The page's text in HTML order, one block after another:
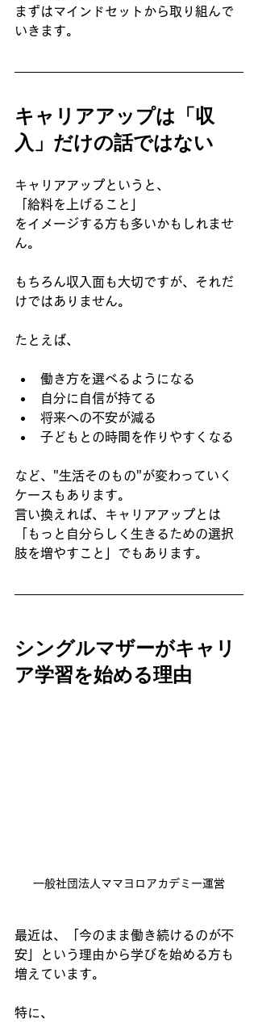
まずはマインドセットから取り組んで
いきます。
キャリアアップは「収
入」だけの話ではない
キャリアアップというと、
「給料を上げること」
をイメージする方も多いかもしれませ
ん。
もちろん収入面も大切ですが、それだ
けではありません。
たとえば、
働き方を選べるようになる
自分に自信が持てる
将来への不安が減る
子どもとの時間を作りやすくなる
など、"生活そのもの"が変わっていく
ケースもあります。
言い換えれば、キャリアアップとは
「もっと自分らしく生きるための選択
肢を増やすこと」でもあります。
シングルマザーがキャリ
ア学習を始める理由
一般社団法人ママヨロアカデミー運営
最近は、「今のまま働き続けるのが不
安」という理由から学びを始める方も
増えています。
特に、